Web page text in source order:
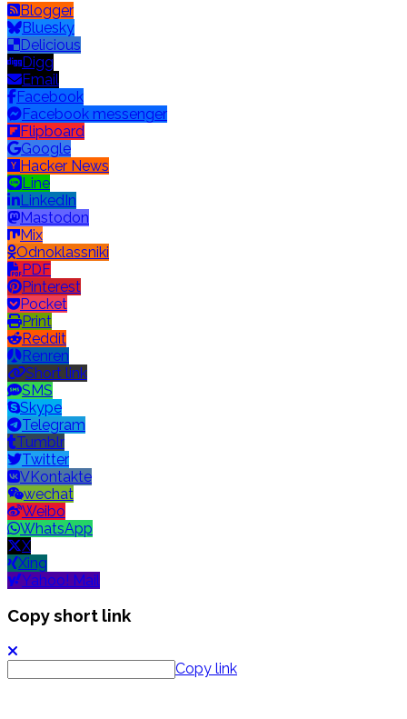
Blogger
Bluesky
Delicious
Digg
Email
Facebook
Facebook messenger
Flipboard
Google
Hacker News
Line
LinkedIn
Mastodon
Mix
Odnoklassniki
PDF
Pinterest
Pocket
Print
Reddit
Renren
Short link
SMS
Skype
Telegram
Tumblr
Twitter
VKontakte
wechat
Weibo
WhatsApp
X
Xing
Yahoo! Mail
Copy short link
Copy link